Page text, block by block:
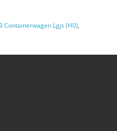
Containerwagen Lgjs (H0),